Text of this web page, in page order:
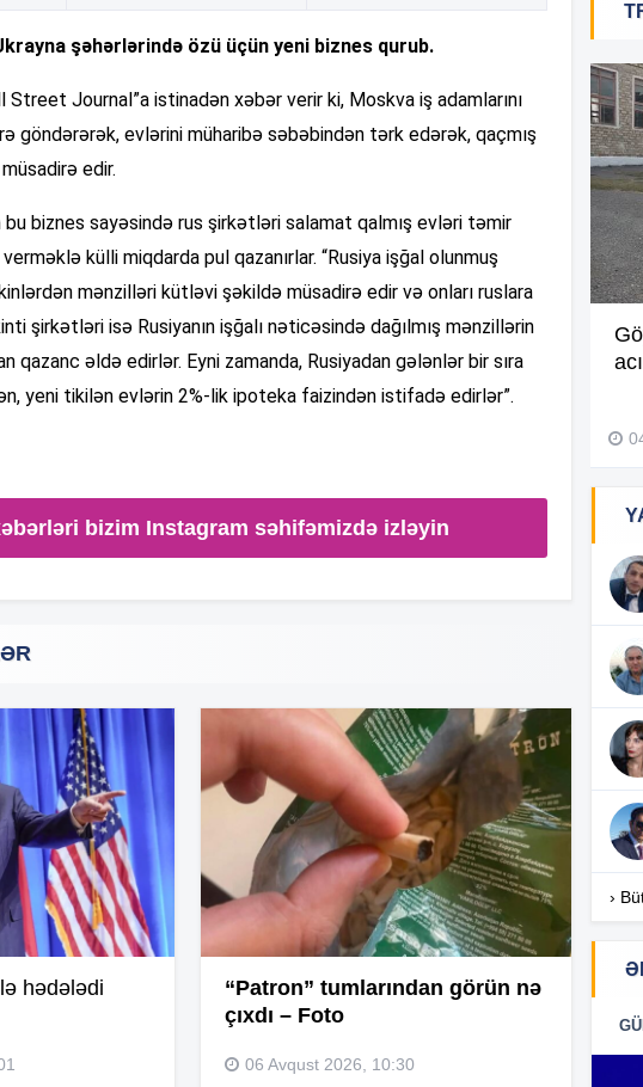
şəhərlərində özü üçün yeni biznes qurub.
Street Journal”a istinadən xəbər verir ki, Moskva iş adamlarını
göndərərək, evlərini müharibə səbəbindən tərk edərək, qaçmış
edir.
bu biznes sayəsində rus şirkətləri salamat qalmış evləri təmir
külli miqdarda pul qazanırlar. “Rusiya işğal olunmuş
mənzilləri kütləvi şəkildə müsadirə edir və onları ruslara
şirkətləri isə Rusiyanın işğalı nəticəsində dağılmış mənzillərin
qazanc əldə edirlər. Eyni zamanda, Rusiyadan gələnlər bir sıra
yeni tikilən evlərin 2%-lik ipoteka faizindən istifadə edirlər”.
bizim Instagram səhifəmizdə izləyin
hədələdi
“Patron” tumlarından görün nə
çıxdı – Foto
06 Avqust 2026, 10:30
Müdir maaşa görə etiraz edən
işçini döyüb? –Video
›